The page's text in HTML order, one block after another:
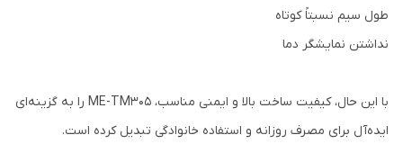
طول سیم نسبتاً کوتاه
نداشتن نمایشگر دما
با این حال، کیفیت ساخت بالا و ایمنی مناسب، ME-TM305 را به گزینه‌ای
ایده‌آل برای مصرف روزانه و استفاده خانوادگی تبدیل کرده است.